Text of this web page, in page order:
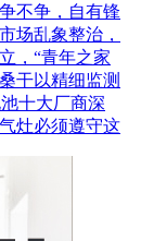
不争，自有锋
场乱象整治，
，“青年之家
干以精细监测
十大厂商深
灶必须遵守这